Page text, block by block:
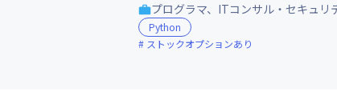
プログラマ、ITコンサル・セキュリ
Python
ストックオプションあり